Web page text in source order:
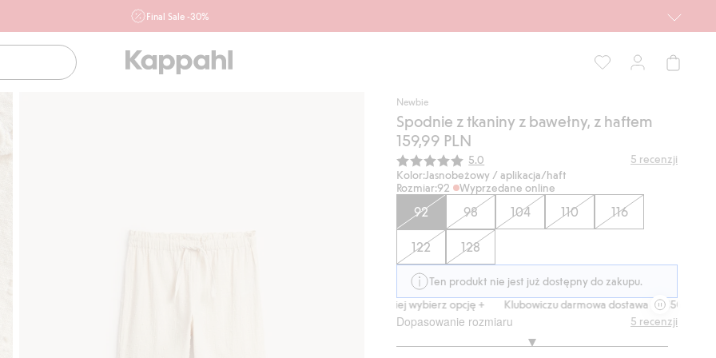
Final Sale -30%
ofertę, również z działu outlet do 10.8 w sklepach Kappahl i
Newbie oraz na kappahl.com. Ofert nie łączymy
Newbie
Spodnie z tkaniny z bawełny, z haftem
159,99 PLN
Średnia ocena:
5.0 5 recenzji
Kolor:Jasnobeżowy / aplikacja/haft
Rozmiar:92 Wyprzedane online
92 98 104 110 116
122 128
Ten produkt nie jest już dostępny do zakupu.
Kup teraz, a zapłać później wybierz opcję + Klubowiczu darmowa dostawa od 150 zł
Dopasowanie rozmiaru 5 recenzji